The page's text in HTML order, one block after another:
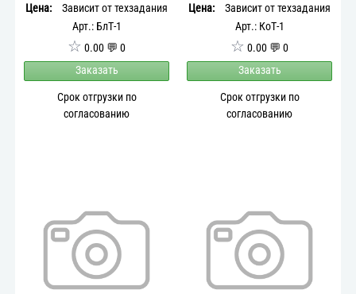
Цена:
Зависит от техзадания
Арт.: БлТ-1
☆ 0.00 💬 0
Заказать
Срок отгрузки по
согласованию
Цена:
Зависит от техзадания
Арт.: КоТ-1
☆ 0.00 💬 0
Заказать
Срок отгрузки по
согласованию